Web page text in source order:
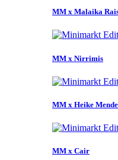
MM x Malaika
MM x Nirrimis
MM x Heike
MM x Cair